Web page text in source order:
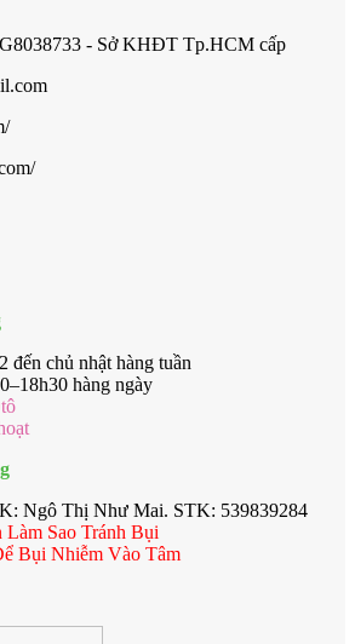
- Sở KHĐT Tp.HCM cấp
đến chủ nhật hàng tuần
hàng ngày
Ngô Thị Như Mai. STK: 539839284
Làm Sao Tránh Bụi
Bụi Nhiễm Vào Tâm